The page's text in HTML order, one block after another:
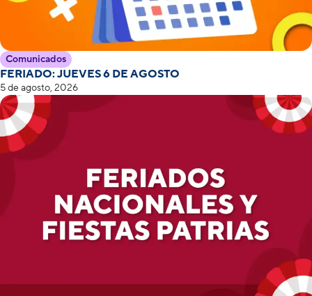
Comunicados
FERIADO: JUEVES 6 DE AGOSTO
5 de agosto, 2026